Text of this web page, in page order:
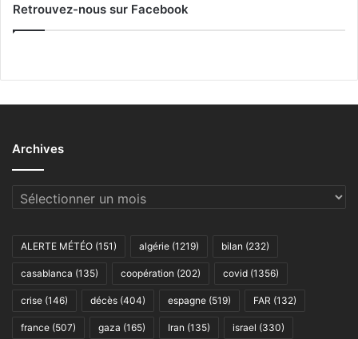
Retrouvez-nous sur Facebook
Archives
Archives
ALERTE MÉTÉO (151) algérie (1219) bilan (232)
casablanca (135) coopération (202) covid (1356)
crise (146) décès (404) espagne (519) FAR (132)
france (507) gaza (165) Iran (135) israel (330)